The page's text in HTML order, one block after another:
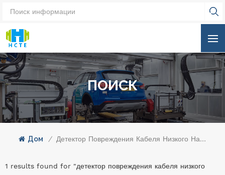
ПОИСК
Дом / Детектор Повреждения Кабеля Низкого Напряжения
1 results found for "детектор повреждения кабеля низкого